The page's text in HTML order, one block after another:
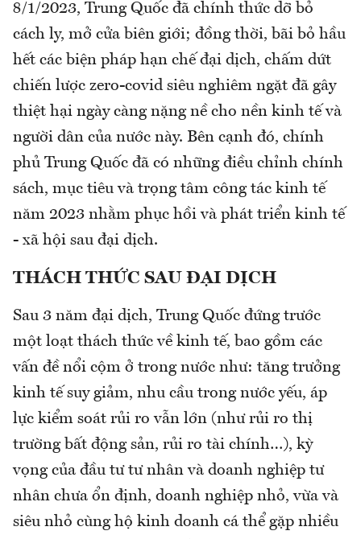
8/1/2023, Trung Quốc đã chính thức dỡ bỏ
cách ly, mở cửa biên giới; đồng thời, bãi bỏ hầu
hết các biện pháp hạn chế đại dịch, chấm dứt
chiến lược zero-covid siêu nghiêm ngặt đã gây
thiệt hại ngày càng nặng nề cho nền kinh tế và
người dân của nước này. Bên cạnh đó, chính
phủ Trung Quốc đã có những điều chỉnh chính
sách, mục tiêu và trọng tâm công tác kinh tế
năm 2023 nhằm phục hồi và phát triển kinh tế
- xã hội sau đại dịch.
THÁCH THỨC SAU ĐẠI DỊCH
Sau 3 năm đại dịch, Trung Quốc đứng trước
một loạt thách thức về kinh tế, bao gồm các
vấn đề nổi cộm ở trong nước như: tăng trưởng
kinh tế suy giảm, nhu cầu trong nước yếu, áp
lực kiểm soát rủi ro vẫn lớn (như rủi ro thị
trường bất động sản, rủi ro tài chính…), kỳ
vọng của đầu tư tư nhân và doanh nghiệp tư
nhân chưa ổn định, doanh nghiệp nhỏ, vừa và
siêu nhỏ cùng hộ kinh doanh cá thể gặp nhiều